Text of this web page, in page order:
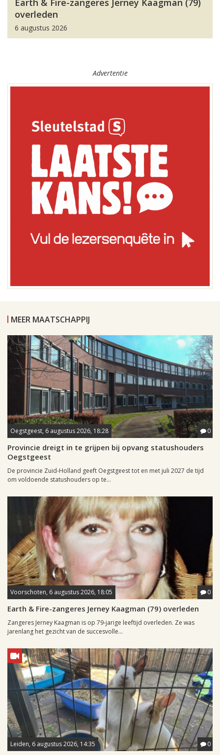
Earth & Fire-zangeres Jerney Kaagman (79)
overleden
6 augustus 2026
Advertentie
MEER MAATSCHAPPIJ
Oegstgeest, 6 augustus 2026, 18:28 0
Provincie dreigt in te grijpen bij opvang statushouders
Oegstgeest
De provincie Zuid-Holland geeft Oegstgeest tot en met juli 2027 de tijd
om voldoende statushouders op te...
Voorschoten, 6 augustus 2026, 18:05 0
Earth & Fire-zangeres Jerney Kaagman (79) overleden
Zangeres Jerney Kaagman is op 79-jarige leeftijd overleden. Ze was
jarenlang het gezicht van de succesvolle...
Leiden, 6 augustus 2026, 14:35 0